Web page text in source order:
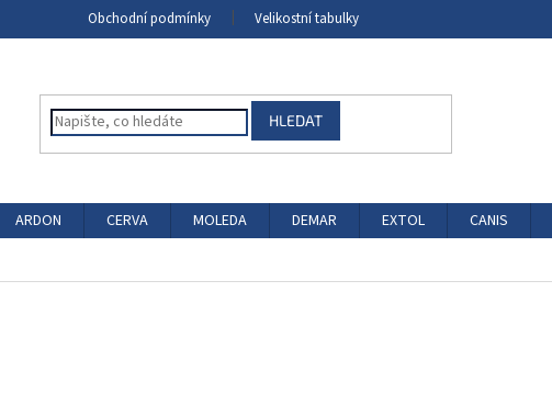
Obchodní podmínky Velikostní tabulky
HLEDAT
ARDON CERVA MOLEDA DEMAR EXTOL CANIS